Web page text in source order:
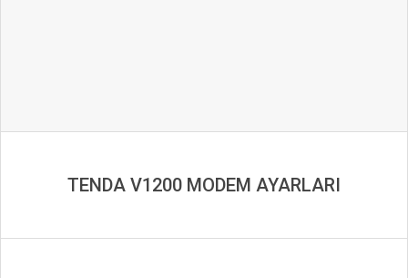
TENDA V1200 MODEM AYARLARI